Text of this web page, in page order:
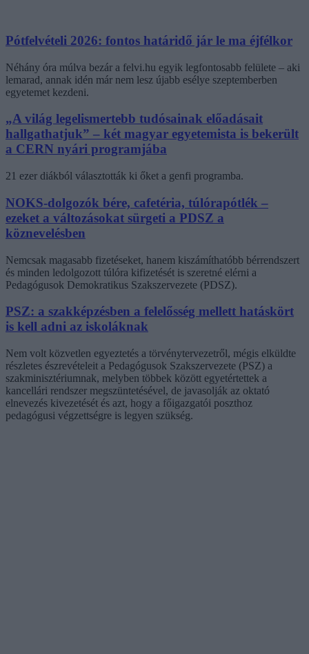
Pótfelvételi 2026: fontos határidő jár le ma éjfélkor
Néhány óra múlva bezár a felvi.hu egyik legfontosabb felülete – aki
lemarad, annak idén már nem lesz újabb esélye szeptemberben
egyetemet kezdeni.
„A világ legelismertebb tudósainak előadásait
hallgathatjuk” – két magyar egyetemista is bekerült
a CERN nyári programjába
21 ezer diákból választották ki őket a genfi programba.
NOKS-dolgozók bére, cafetéria, túlórapótlék –
ezeket a változásokat sürgeti a PDSZ a
köznevelésben
Nemcsak magasabb fizetéseket, hanem kiszámíthatóbb bérrendszert
és minden ledolgozott túlóra kifizetését is szeretné elérni a
Pedagógusok Demokratikus Szakszervezete (PDSZ).
PSZ: a szakképzésben a felelősség mellett hatáskört
is kell adni az iskoláknak
Nem volt közvetlen egyeztetés a törvénytervezetről, mégis elküldte
részletes észrevételeit a Pedagógusok Szakszervezete (PSZ) a
szakminisztériumnak, melyben többek között egyetértettek a
kancellári rendszer megszüntetésével, de javasolják az oktató
elnevezés kivezetését és azt, hogy a főigazgatói poszthoz
pedagógusi végzettségre is legyen szükség.